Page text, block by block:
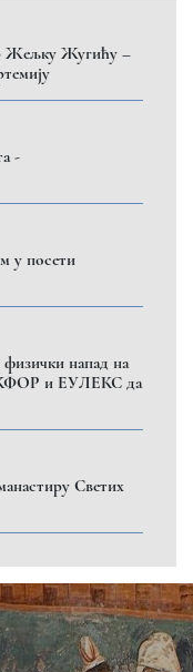
Жељку Жугићу –
-
у посети
физички напад на
КФОР и ЕУЛЕКС да
Светих